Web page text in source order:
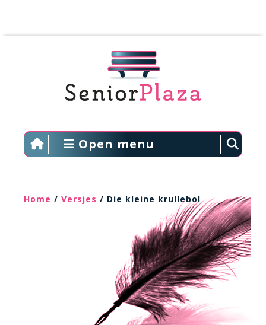
Open menu
Home / Versjes / Die kleine krullebol